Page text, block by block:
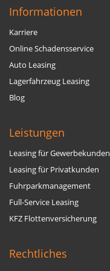
Informationen
Karriere
Online Schadensservice
Auto Leasing
Lagerfahrzeug Leasing
Blog
Leistungen
Leasing für Gewerbekunden
Leasing für Privatkunden
Fuhrparkmanagement
Full-Service Leasing
KFZ Flottenversicherung
Rechtliches